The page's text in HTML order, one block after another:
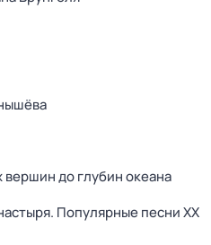
вершин до глубин океана
Популярные песни XX